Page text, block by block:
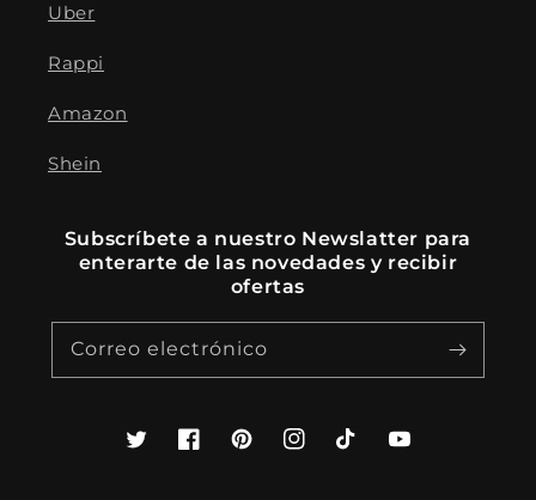
Uber
Rappi
Amazon
Shein
Subscríbete a nuestro Newslatter para
enterarte de las novedades y recibir
ofertas
Correo electrónico
TwitterFacebookPinterestInstagramTikTokYouTube